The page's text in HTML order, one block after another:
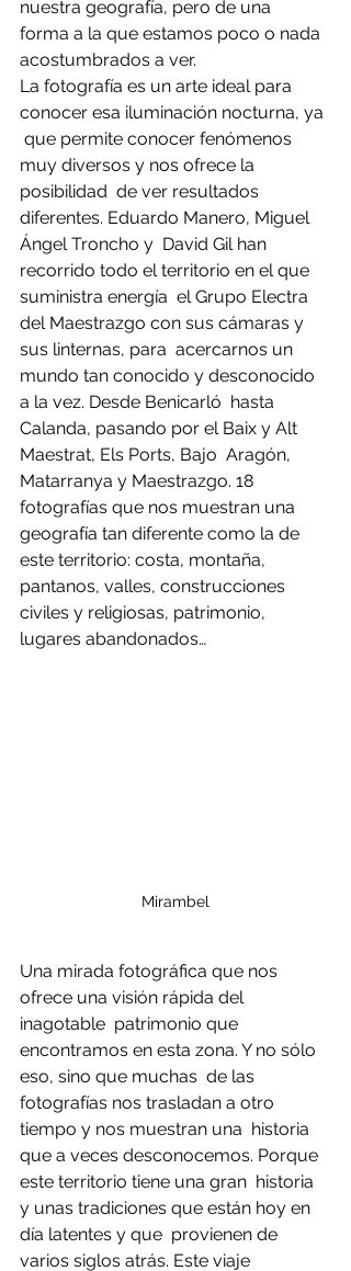
nuestra geografía, pero de una
forma a la que estamos poco o nada
acostumbrados a ver.
La fotografía es un arte ideal para
conocer esa iluminación nocturna, ya
que permite conocer fenómenos
muy diversos y nos ofrece la
posibilidad  de ver resultados
diferentes. Eduardo Manero, Miguel
Ángel Troncho y  David Gil han
recorrido todo el territorio en el que
suministra energía  el Grupo Electra
del Maestrazgo con sus cámaras y
sus linternas, para  acercarnos un
mundo tan conocido y desconocido
a la vez. Desde Benicarló  hasta
Calanda, pasando por el Baix y Alt
Maestrat, Els Ports, Bajo  Aragón,
Matarranya y Maestrazgo. 18
fotografías que nos muestran una
geografía tan diferente como la de
este territorio: costa, montaña,
pantanos, valles, construcciones
civiles y religiosas, patrimonio,
lugares abandonados…
Mirambel
Una mirada fotográfica que nos
ofrece una visión rápida del
inagotable  patrimonio que
encontramos en esta zona. Y no sólo
eso, sino que muchas  de las
fotografías nos trasladan a otro
tiempo y nos muestran una  historia
que a veces desconocemos. Porque
este territorio tiene una gran  historia
y unas tradiciones que están hoy en
día latentes y que  provienen de
varios siglos atrás. Este viaje